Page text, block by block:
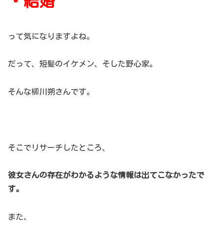
って気になりますよね。
だって、短髪のイケメン、そした野心家。
そんな柳川朔さんです。
そこでリサーチしたところ、
彼女さんの存在がわかるような情報は出てこなかったで
す。
また、